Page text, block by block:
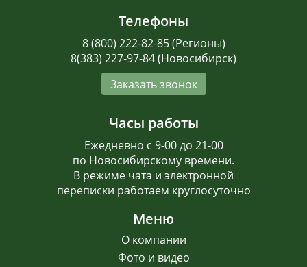
Телефоны
8 (800) 222-82-85 (Регионы)
8(383) 227-97-84 (Новосибирск)
Заказать звонок
Часы работы
Ежедневно с 9-00 до 21-00
по Новосибирскому времени.
В режиме чата и электронной
переписки работаем круглосуточно
Меню
О компании
Фото и видео